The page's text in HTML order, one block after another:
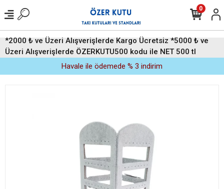
*2000 ₺ ve Üzeri Alışverişlerde Kargo Ücretsiz *5000 ₺ ve
Üzeri Alışverişlerde ÖZERKUTU500 kodu ile NET 500 tl
indirim (Üyelere Özel)Havale ile ödemede % 3 indirim
0